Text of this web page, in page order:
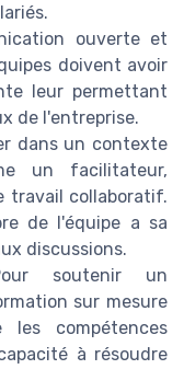
ouverte et
doivent avoir
leur permettant
de l'entreprise.
dans un contexte
un facilitateur,
travail collaboratif.
de l'équipe a sa
discussions.
soutenir un
sur mesure
les compétences
à résoudre